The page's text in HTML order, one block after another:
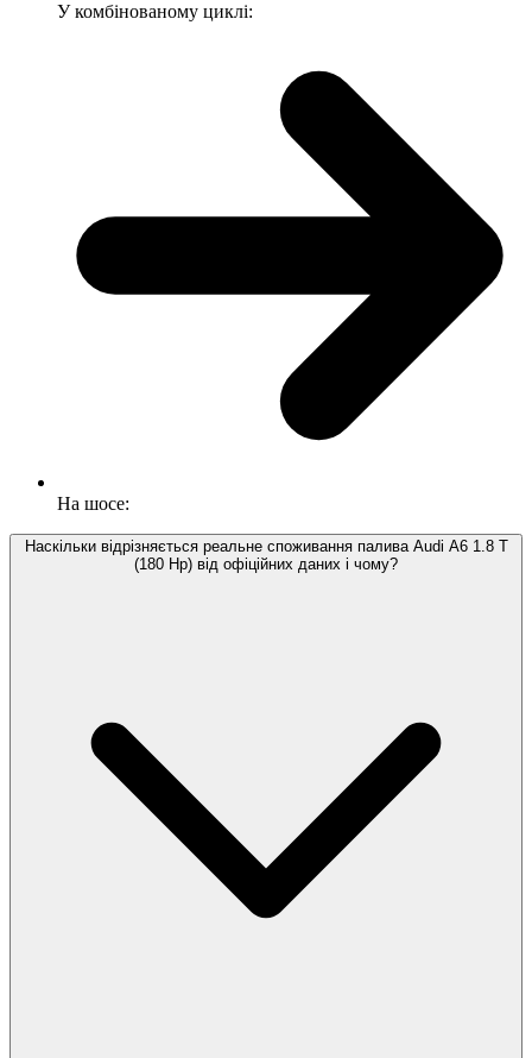
У комбінованому циклі:
На шосе:
Наскільки відрізняється реальне споживання палива Audi A6 1.8 T
(180 Hp) від офіційних даних і чому?